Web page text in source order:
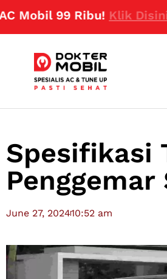
Ribu!Klik Disini
Spesifikasi
June 27, 202410:52 am